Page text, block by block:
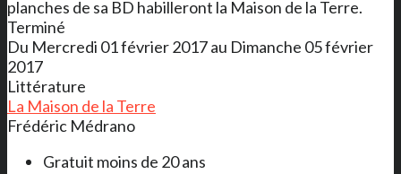
planches de sa BD habilleront la Maison de la Terre.
Terminé
Du Mercredi 01 février 2017 au Dimanche 05 février
2017
Littérature
La Maison de la Terre
Frédéric Médrano
Gratuit moins de 20 ans